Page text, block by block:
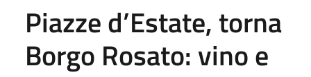
Piazze d’Estate, torna
Borgo Rosato: vino e